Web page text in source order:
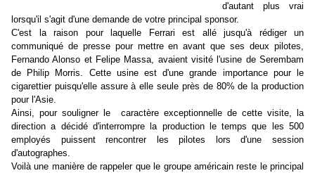
d'autant plus vrai
lorsqu'il s'agit d'une demande de votre principal sponsor.
C'est la raison pour laquelle Ferrari est allé jusqu'à rédiger un
communiqué de presse pour mettre en avant que ses deux pilotes,
Fernando Alonso et Felipe Massa, avaient visité l'usine de Serembam
de Philip Morris. Cette usine est d'une grande importance pour le
cigarettier puisqu'elle assure à elle seule près de 80% de la production
pour l'Asie.
Ainsi, pour souligner le caractère exceptionnelle de cette visite, la
direction a décidé d'interrompre la production le temps que les 500
employés puissent rencontrer les pilotes lors d'une session
d'autographes.
Voilà une manière de rappeler que le groupe américain reste le principal